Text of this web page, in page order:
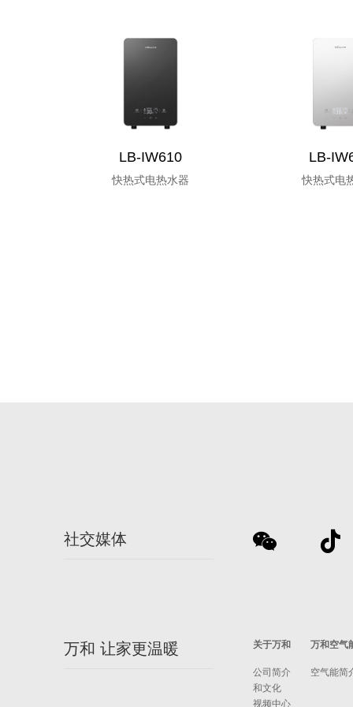
LB-IW610
快热式电热水器
LB-
快热式电
社交媒体
万和 让家更温暖 关于万和
公司简介
和文化
视频中心
万和空气
空气能简